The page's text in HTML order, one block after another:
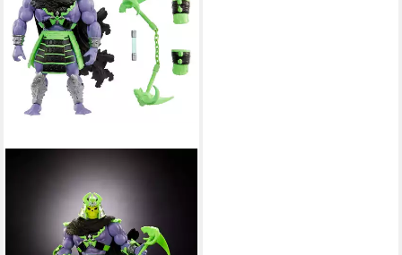
Actionfigur Turtles of
Grayskull, (Größe: 14 cm,
Masters of the Universe x
Teenage Mutant Ninja Turtles)